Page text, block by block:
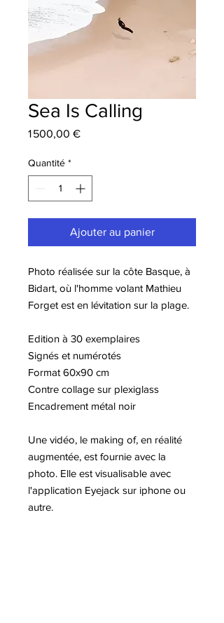
Sea Is Calling
1 500,00 €Prix
Quantité *
Ajouter au panier
Photo réalisée sur la côte Basque, à
Bidart, où l'homme volant Mathieu
Forget est en lévitation sur la plage.
Edition à 30 exemplaires
Signés et numérotés
Format 60x90 cm
Contre collage sur plexiglass
Encadrement métal noir
Une vidéo, le making of, en réalité
augmentée, est fournie avec la
photo. Elle est visualisable avec
l'application Eyejack sur iphone ou
autre.